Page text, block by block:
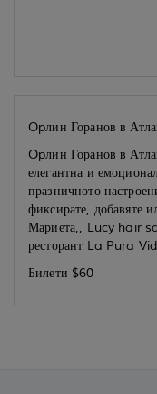
Opлин Горанов в
Opлин Горанов в
елегантна и
празничното
фиксирате, добавяте
Мариета,, Lucy hair
ресторант La Pura
Билети $60